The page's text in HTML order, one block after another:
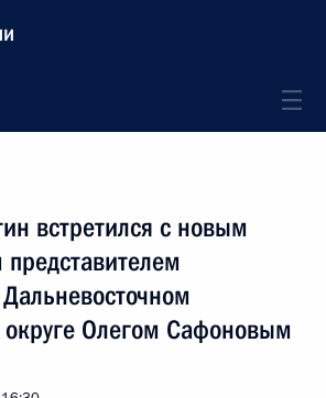
встретился с новым
Олегом Сафоновым